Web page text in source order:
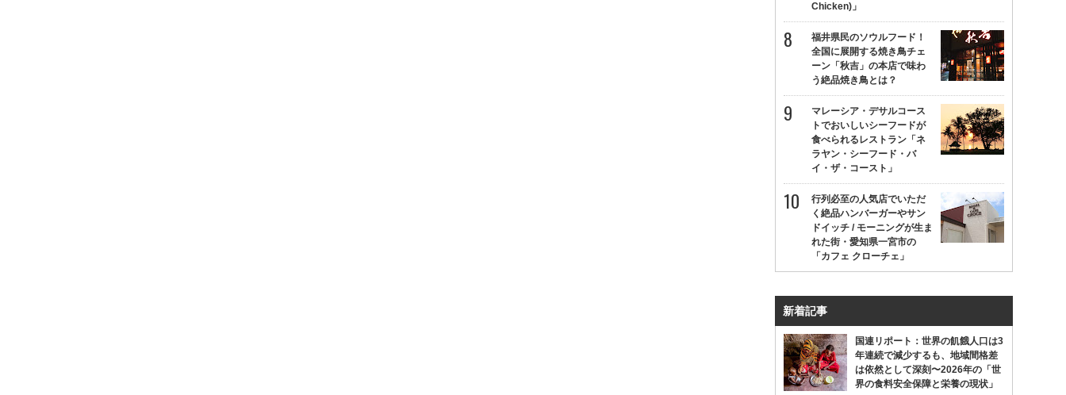
Chicken)」
福井県民のソウルフード！
全国に展開する焼き鳥チェ
ーン「秋吉」の本店で味わ
う絶品焼き鳥とは？
マレーシア・デサルコース
トでおいしいシーフードが
食べられるレストラン「ネ
ラヤン・シーフード・バ
イ・ザ・コースト」
行列必至の人気店でいただ
く絶品ハンバーガーやサン
ドイッチ / モーニングが生ま
れた街・愛知県一宮市の
「カフェ クローチェ」
新着記事
国連リポート：世界の飢餓人口は3
年連続で減少するも、地域間格差
は依然として深刻〜2026年の「世
界の食料安全保障と栄養の現状」